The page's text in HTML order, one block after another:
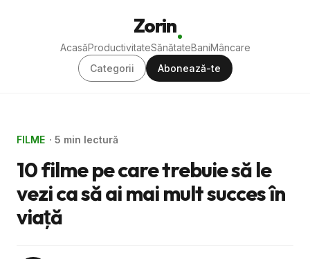
Zorin
AcasăProductivitateSănătateBaniMâncare
Categorii
Abonează-te
FILME · 5 min lectură
10 filme pe care trebuie să le
vezi ca să ai mai mult succes în
viaţă